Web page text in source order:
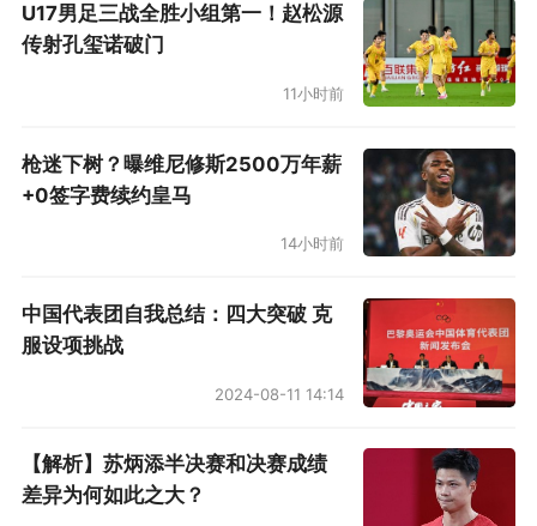
U17男足三战全胜小组第一！赵松源
传射孔玺诺破门
11小时前
枪迷下树？曝维尼修斯2500万年薪
+0签字费续约皇马
14小时前
中国代表团自我总结：四大突破 克
服设项挑战
2024-08-11 14:14
【解析】苏炳添半决赛和决赛成绩
差异为何如此之大？